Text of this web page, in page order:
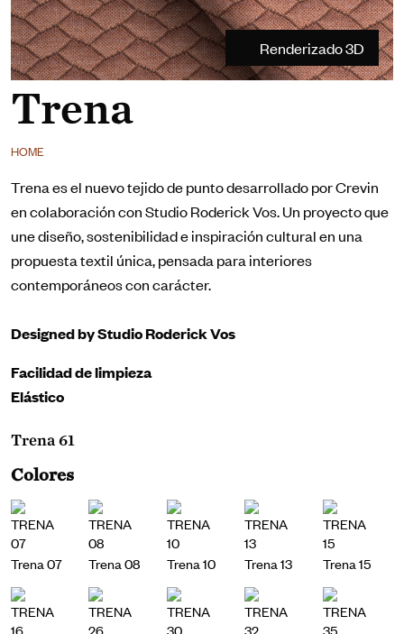
Renderizado 3D
Trena 61
Colores
Trena 07 Trena 08 Trena 10 Trena 13 Trena 15
HOME
Trena
Trena es el nuevo tejido de punto desarrollado por Crevin
en colaboración con Studio Roderick Vos. Un proyecto que
une diseño, sostenibilidad e inspiración cultural en una
propuesta textil única, pensada para interiores
contemporáneos con carácter.
Designed by Studio Roderick Vos
Facilidad de limpieza
Elástico